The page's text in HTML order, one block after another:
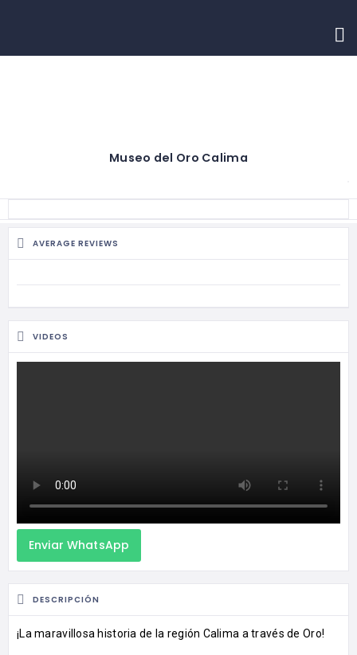
CONTACTO
Museo del Oro Calima
AVERAGE REVIEWS
VIDEOS
Enviar WhatsApp
DESCRIPCIÓN
¡La maravillosa historia de la región Calima a través de Oro!